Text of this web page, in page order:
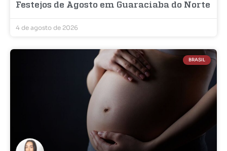
Festejos de Agosto em Guaraciaba do Norte
4 de agosto de 2026
BRASIL